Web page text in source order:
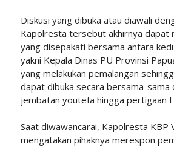
Diskusi yang dibuka atau diawali
Kapolresta tersebut akhirnya dapat
yang disepakati bersama antara
yakni Kepala Dinas PU Provinsi
yang melakukan pemalangan
dapat dibuka secara bersama-sama
jembatan youtefa hingga pertigaan
Saat diwawancarai, Kapolresta KBP
mengatakan pihaknya merespon